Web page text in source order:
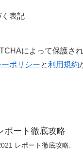
表記
によって保護され
ポリシーと利用規約
ポート徹底攻略
レポート徹底攻略.